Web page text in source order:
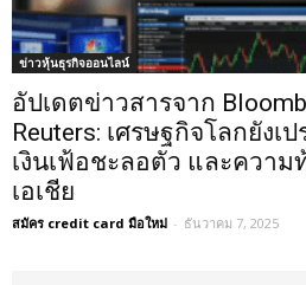
ข่าวหุ้นธุรกิจออนไลน์
อัปเดตข่าวสารจาก
Reuters: เศรษฐกิจโลกยังเ
เงินเฟ้อชะลอตัว และควา
เอเชีย
สมัคร credit card มือใหม่ - ธันวาคม 7, 2025